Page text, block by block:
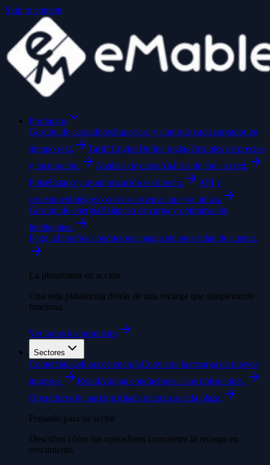
Skip to content
Productos
Gestión de cargadoresSupervise y controle cada cargador en
tiempo real.
Tariff EngineDefina reglas flexibles de precios
y facturación.
Análisis de datosAnálisis de toda su red.
PulseEstado y monitorización en directo.
API y
conectoresIntégrelo con los sistemas que ya utiliza.
Gestión de energíaBalanceo de carga y optimización
inteligentes.
Pago ad hocSus conductores pagan sin necesidad de cuenta.
La plataforma en acción
Una sola plataforma detrás de una recarga que simplemente
funciona.
Ver todos los productos
Sectores
Comercializadoras de energíaConvierta la recarga en nuevos
ingresos.
RetailAtraiga conductores a sus ubicaciones.
Operadores de parkingAñada recarga a cada plaza.
Pensado para su sector
Descubra cómo los operadores convierten la recarga en
crecimiento.